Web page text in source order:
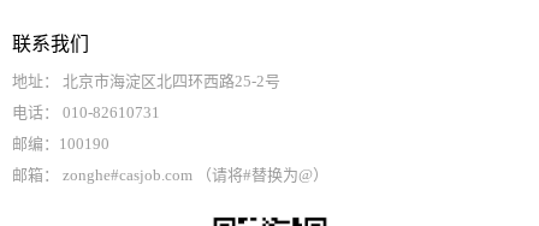
联系我们
地址： 北京市海淀区北四环西路25-2号
电话： 010-82610731
邮编：100190
邮箱： zonghe#casjob.com （请将#替换为@）